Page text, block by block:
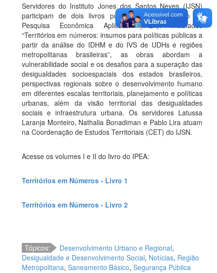
Servidores do Instituto Jones dos Santos Neves (IJSN)
participam de dois livros publicados pelo Instituto de
Pesquisa Econômica Aplicada (IPEA). Intitulados
“Territórios em números: insumos para políticas públicas a
partir da análise do IDHM e do IVS de UDHs e regiões
metropolitanas brasileiras”, as obras abordam a
vulnerabilidade social e os desafios para a superação das
desigualdades socioespaciais dos estados brasileiros,
perspectivas regionais sobre o desenvolvimento humano
em diferentes escalas territoriais, planejamento e políticas
urbanas, além da visão territorial das desigualdades
sociais e infraestrutura urbana. Os servidores Latussa
Laranja Monteiro, Nathalia Bonadiman e Pablo Lira atuam
na Coordenação de Estudos Territoriais (CET) do IJSN.
Acesse os volumes I e II do livro do IPEA:
Territórios em Números - Livro 1
Territórios em Números - Livro 2
Tópicos: Desenvolvimento Urbano e Regional,
Desigualdade e Desenvolvimento Social, Notícias, Região
Metropolitana, Saneamento Básico, Segurança Pública